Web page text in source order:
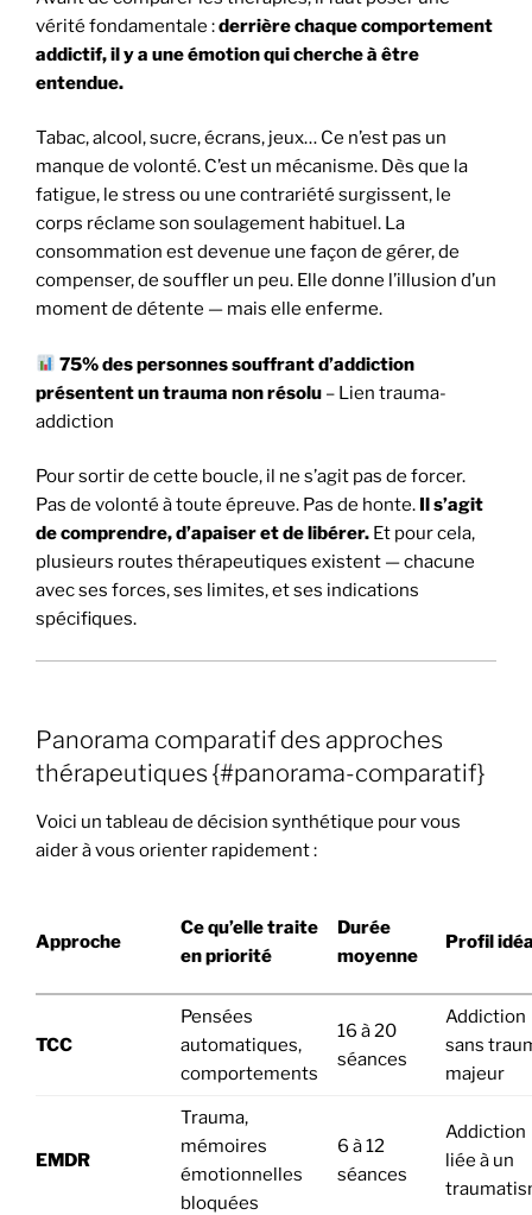
vérité fondamentale :derrière chaque comportement
addictif, il y a une émotion qui cherche à être
entendue.
Tabac, alcool, sucre, écrans, jeux… Ce n’est pas un
manque de volonté. C’est un mécanisme. Dès que la
fatigue, le stress ou une contrariété surgissent, le
corps réclame son soulagement habituel. La
consommation est devenue une façon de gérer, de
compenser, de souffler un peu. Elle donne l’illusion d’un
moment de détente — mais elle enferme.
75% des personnes souffrant d’addiction
présentent un trauma non résolu – Lien trauma-
addiction
Pour sortir de cette boucle, il ne s’agit pas de forcer.
Pas de volonté à toute épreuve. Pas de honte. Il s’agit
de comprendre, d’apaiser et de libérer. Et pour cela,
plusieurs routes thérapeutiques existent — chacune
avec ses forces, ses limites, et ses indications
spécifiques.
Panorama comparatif des approches
thérapeutiques {#panorama-comparatif}
Voici un tableau de décision synthétique pour vous
aider à vous orienter rapidement :
Approche
Ce qu’elle traite
en priorité
Durée
moyenne
Profil
TCC
Pensées
automatiques,
comportements
16 à 20
séances
Addiction
sans
majeur
EMDR
Trauma,
mémoires
émotionnelles
bloquées
6 à 12
séances
Addiction
liée à un